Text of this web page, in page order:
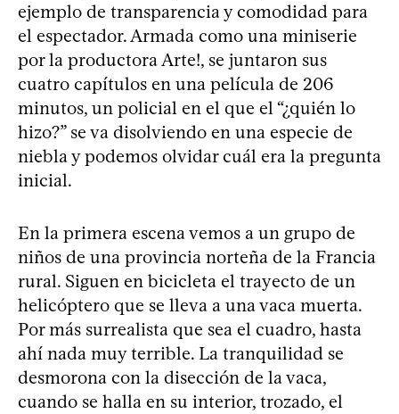
ejemplo de transparencia y comodidad para
el espectador. Armada como una miniserie
por la productora Arte!, se juntaron sus
cuatro capítulos en una película de 206
minutos, un policial en el que el “¿quién lo
hizo?” se va disolviendo en una especie de
niebla y podemos olvidar cuál era la pregunta
inicial.
En la primera escena vemos a un grupo de
niños de una provincia norteña de la Francia
rural. Siguen en bicicleta el trayecto de un
helicóptero que se lleva a una vaca muerta.
Por más surrealista que sea el cuadro, hasta
ahí nada muy terrible. La tranquilidad se
desmorona con la disección de la vaca,
cuando se halla en su interior, trozado, el